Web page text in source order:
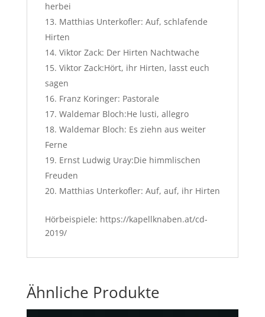
herbei
Matthias Unterkofler: Auf, schlafende
Hirten
Viktor Zack: Der Hirten Nachtwache
Viktor Zack:Hört, ihr Hirten, lasst euch
sagen
Franz Koringer: Pastorale
Waldemar Bloch:He lusti, allegro
Waldemar Bloch: Es ziehn aus weiter
Ferne
Ernst Ludwig Uray:Die himmlischen
Freuden
Matthias Unterkofler: Auf, auf, ihr Hirten
Hörbeispiele: https://kapellknaben.at/cd-
2019/
Ähnliche Produkte